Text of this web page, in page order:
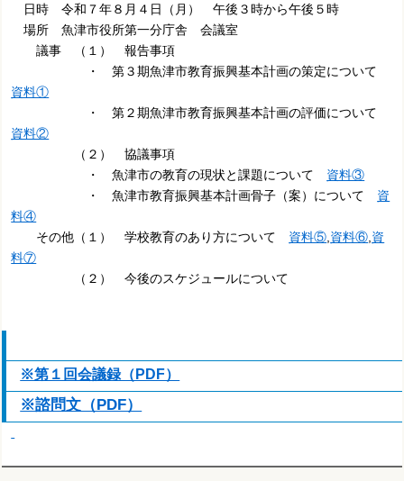
日時 令和７年８月４日（月） 午後３時から午後５時
場所 魚津市役所第一分庁舎 会議室
議事 （１） 報告事項
・ 第３期魚津市教育振興基本計画の策定について
資料①
・ 第２期魚津市教育振興基本計画の評価について
資料②
（２） 協議事項
・ 魚津市の教育の現状と課題について 資料③
・ 魚津市教育振興基本計画骨子（案）について 資
料④
その他（１） 学校教育のあり方について 資料⑤ 資料⑥ 資
料⑦
（２） 今後のスケジュールについて
※第１回会議録（PDF）
※諮問文（PDF）